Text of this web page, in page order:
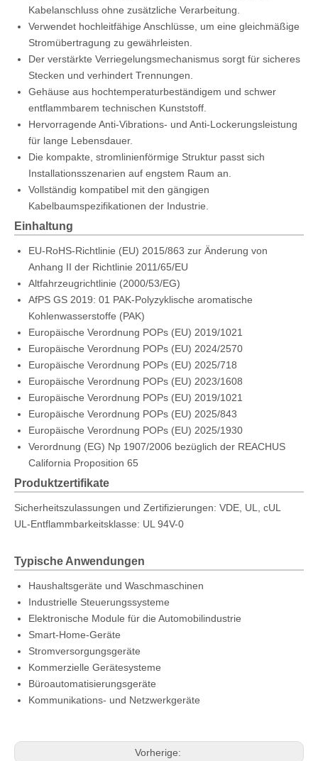
Kabelanschluss ohne zusätzliche Verarbeitung.
Verwendet hochleitfähige Anschlüsse, um eine gleichmäßige
Stromübertragung zu gewährleisten.
Der verstärkte Verriegelungsmechanismus sorgt für sicheres
Stecken und verhindert Trennungen.
Gehäuse aus hochtemperaturbeständigem und schwer
entflammbarem technischen Kunststoff.
Hervorragende Anti-Vibrations- und Anti-Lockerungsleistung
für lange Lebensdauer.
Die kompakte, stromlinienförmige Struktur passt sich
Installationsszenarien auf engstem Raum an.
Vollständig kompatibel mit den gängigen
Kabelbaumspezifikationen der Industrie.
Einhaltung
EU-RoHS-Richtlinie (EU) 2015/863 zur Änderung von
Anhang II der Richtlinie 2011/65/EU
Altfahrzeugrichtlinie (2000/53/EG)
AfPS GS 2019: 01 PAK-Polyzyklische aromatische
Kohlenwasserstoffe (PAK)
Europäische Verordnung POPs (EU) 2019/1021
Europäische Verordnung POPs (EU) 2024/2570
Europäische Verordnung POPs (EU) 2025/718
Europäische Verordnung POPs (EU) 2023/1608
Europäische Verordnung POPs (EU) 2019/1021
Europäische Verordnung POPs (EU) 2025/843
Europäische Verordnung POPs (EU) 2025/1930
Verordnung (EG) Np 1907/2006 bezüglich der REACHUS
California Proposition 65
Produktzertifikate
Sicherheitszulassungen und Zertifizierungen: VDE, UL, cUL
UL-Entflammbarkeitsklasse: UL 94V-0
Typische Anwendungen
Haushaltsgeräte und Waschmaschinen
Industrielle Steuerungssysteme
Elektronische Module für die Automobilindustrie
Smart-Home-Geräte
Stromversorgungsgeräte
Kommerzielle Gerätesysteme
Büroautomatisierungsgeräte
Kommunikations- und Netzwerkgeräte
Vorherige: